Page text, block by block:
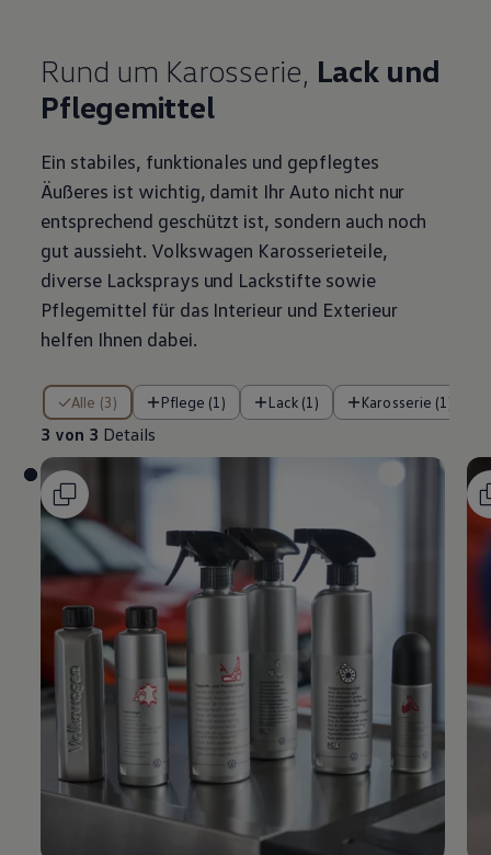
Rund um Karosserie, Lack und
Pflegemittel
Ein stabiles, funktionales und gepflegtes
Äußeres ist wichtig, damit Ihr Auto nicht nur
entsprechend geschützt ist, sondern auch noch
gut aussieht. Volkswagen Karosserieteile,
diverse Lacksprays und Lackstifte sowie
Pflegemittel für das Interieur und Exterieur
helfen Ihnen dabei.
Alle (3) Pflege (1) Lack (1) Karosserie (1)
3 von 3 Details
3 von 3 Details